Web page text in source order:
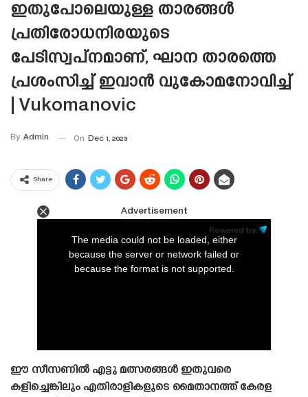
ഇതുപോലെയുള്ള താരങ്ങൾ
പ്രതിരോധനിരയുടെ
പേടിസ്വപ്‌നമാണ്, ഘാന താരത്തെ
പ്രശംസിച്ച് ഇവാൻ വുകോമനോവിച്ച്
| Vukomanovic
By Admin On Dec 1, 2023
Share
Advertisement
Powered by:
The media could not be loaded, either
because the server or network failed or
because the format is not supported.
ഈ സീസണിൽ എട്ടു മത്സരങ്ങൾ ഇതുവരെ
കളിച്ചെങ്കിലും എതിരാളികളുടെ മൈതാനത്ത് കേരള